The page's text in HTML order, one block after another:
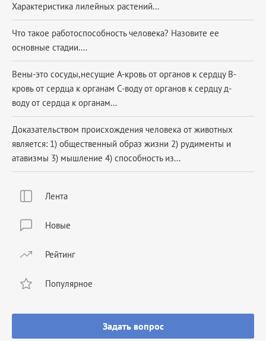
Лента
Новые
Рейтинг
Популярное
Задать вопрос
Характеристика лилейных растений...
Что такое работоспособность человека? Назовите ее
основные стадии....
Вены-это сосуды,несущие А-кровь от органов к сердцу В-
кровь от сердца к органам С-воду от органов к сердцу д-
воду от сердца к органам...
Доказательством происхождения человека от животных
является: 1) общественный образ жизни 2) рудименты и
атавизмы 3) мышление 4) способность из...